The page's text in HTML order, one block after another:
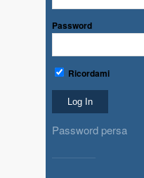
Password
Ricordami
Password persa